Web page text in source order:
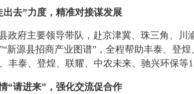
出去”力度，精准对接谋发展
政府主要领导带队，赴京津冀、珠三角、川
新源县招商产业图谱”，全程帮助丰泰、登
丰泰、登煌、联耀、中农未来、驰兴环保等
“请进来” ，强化交流促合作